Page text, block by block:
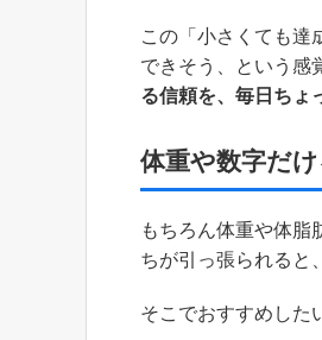
この「小さくても達
できそう、という感
る信頼を、毎日ちょ
体重や数字だ
もちろん体重や体脂
ちが引っ張られると
そこでおすすめした